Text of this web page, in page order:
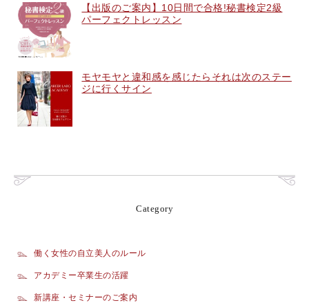
【出版のご案内】10日間で合格!秘書検定2級
パーフェクトレッスン
モヤモヤと違和感を感じたらそれは次のステー
ジに行くサイン
Category
働く女性の自立美人のルール
アカデミー卒業生の活躍
新講座・セミナーのご案内